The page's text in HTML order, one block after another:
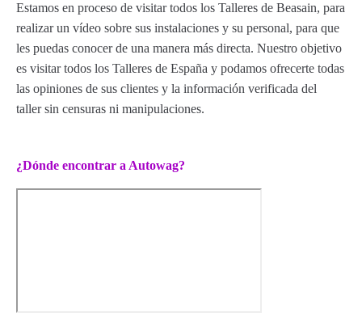
Estamos en proceso de visitar todos los Talleres de Beasain, para
realizar un vídeo sobre sus instalaciones y su personal, para que
les puedas conocer de una manera más directa. Nuestro objetivo
es visitar todos los Talleres de España y podamos ofrecerte todas
las opiniones de sus clientes y la información verificada del
taller sin censuras ni manipulaciones.
¿Dónde encontrar a Autowag?